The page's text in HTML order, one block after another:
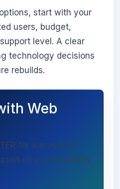
start with your
users, budget,
level. A clear
technology decisions
rebuilds.
Web
for a practical
on your business